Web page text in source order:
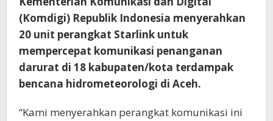
(Komdigi) Republik Indonesia menyerahkan
20 unit perangkat Starlink untuk
mempercepat komunikasi penanganan
darurat di 18 kabupaten/kota terdampak
bencana hidrometeorologi di Aceh.
“Kami menyerahkan perangkat komunikasi ini